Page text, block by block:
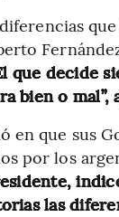
que decide
bien o mal”,
en que sus
por los
las